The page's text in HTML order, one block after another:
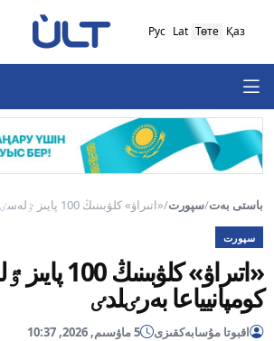
Қаз
Төте
Lat
Рус
باستى بەت/سپورت/«اتىراۋ» كلۋبىنىڭ 100 پايىز ٷلەسٸ جەكە كومپاني...
سپورت
«اتىراۋ»
كومپانيياعا بەرٸلدٸ
اقبوتا مۇسابەكقىزى 5 ماۋسىم, 2026, 10:37